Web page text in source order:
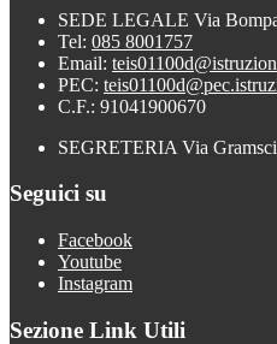
SEDE LEGALE Via
Tel: 085 8001757
Email:
PEC:
C.F.: 91041900670
SEGRETERIA Via
Seguici su
Facebook
Youtube
Instagram
Sezione Link Utili